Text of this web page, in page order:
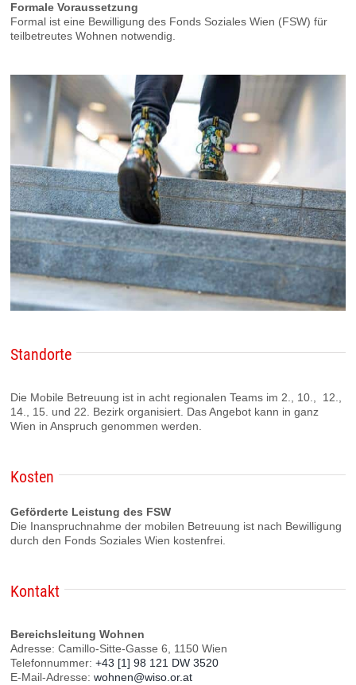
Formale Voraussetzung
Formal ist eine Bewilligung des Fonds Soziales Wien (FSW) für
teilbetreutes Wohnen notwendig.
Standorte
Die Mobile Betreuung ist in acht regionalen Teams im 2., 10., 12.,
14., 15. und 22. Bezirk organisiert. Das Angebot kann in ganz
Wien in Anspruch genommen werden.
Kosten
Geförderte Leistung des FSW
Die Inanspruchnahme der mobilen Betreuung ist nach Bewilligung
durch den Fonds Soziales Wien kostenfrei.
Kontakt
Bereichsleitung Wohnen
Adresse: Camillo-Sitte-Gasse 6, 1150 Wien
Telefonnummer: +43 [1] 98 121 DW 3520
E-Mail-Adresse: wohnen@wiso.or.at